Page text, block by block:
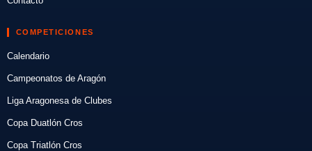
COMPETICIONES
Calendario
Campeonatos de Aragón
Liga Aragonesa de Clubes
Copa Duatlón Cros
Copa Triatlón Cros